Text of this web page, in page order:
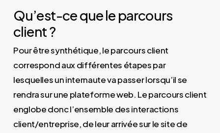
Qu’est-ce que le parcours
client ?
Pour être synthétique, le parcours client
correspond aux différentes étapes par
lesquelles un internaute va passer lorsqu’il se
rendra sur une plateforme web. Le parcours client
englobe donc l’ensemble des interactions
client/entreprise, de leur arrivée sur le site de